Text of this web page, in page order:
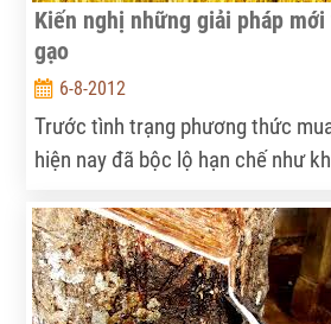
Kiến nghị những giải pháp
gạo
6-8-2012
Trước tình trạng phương thức
hiện nay đã bộc lộ hạn chế như
doanh nghiệp hầu như không
của người nông dân, ngày 3/8, Bộ
Phát triển Nông thôn đã có cuộc